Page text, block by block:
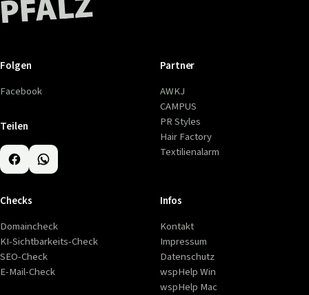
Folgen
Facebook
Teilen
Partner
AWKJ
CAMPUS
PR Styles
Hair Factory
Textilienalarm
Checks
Domaincheck
KI-Sichtbarkeits-Check
SEO-Check
E-Mail-Check
Infos
Kontakt
Impressum
Datenschutz
wspHelp Win
wspHelp Mac